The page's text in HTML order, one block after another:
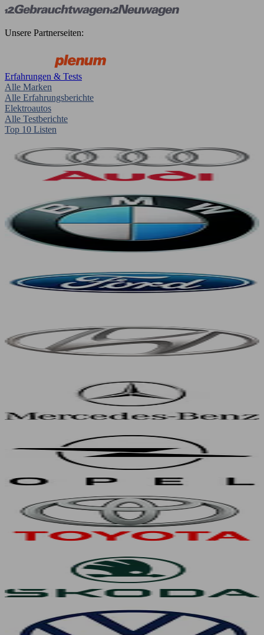
Unsere Partnerseiten:
Erfahrungen & Tests
Alle Marken
Alle Erfahrungsberichte
Elektroautos
Alle Testberichte
Top 10 Listen